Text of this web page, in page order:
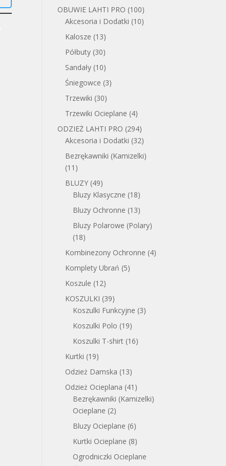
OBUWIE LAHTI PRO (100)
Akcesoria i Dodatki (10)
Kalosze (13)
Półbuty (30)
Sandały (10)
Śniegowce (3)
Trzewiki (30)
Trzewiki Ocieplane (4)
ODZIEŻ LAHTI PRO (294)
Akcesoria i Dodatki (32)
Bezrękawniki (Kamizelki)
(11)
BLUZY (49)
Bluzy Klasyczne (18)
Bluzy Ochronne (13)
Bluzy Polarowe (Polary)
(18)
Kombinezony Ochronne (4)
Komplety Ubrań (5)
Koszule (12)
KOSZULKI (39)
Koszulki Funkcyjne (3)
Koszulki Polo (19)
Koszulki T-shirt (16)
Kurtki (19)
Odzież Damska (13)
Odzież Ocieplana (41)
Bezrękawniki (Kamizelki)
Ocieplane (2)
Bluzy Ocieplane (6)
Kurtki Ocieplane (8)
Ogrodniczki Ocieplane